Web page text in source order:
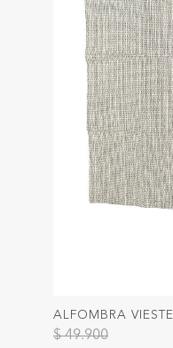
ALFOMBRA VIESTE
Precio reducido de
$ 49.900a